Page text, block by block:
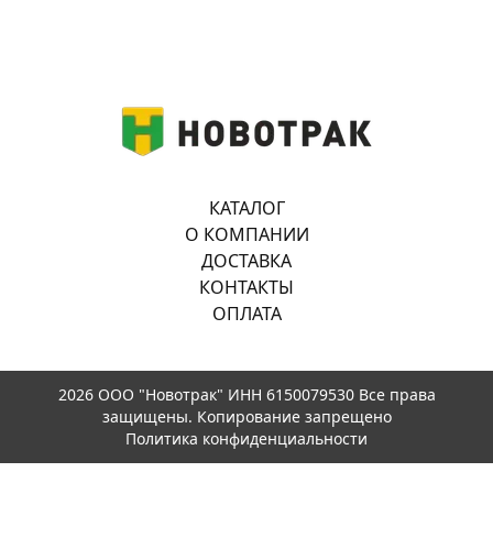
КАТАЛОГ
О КОМПАНИИ
ДОСТАВКА
КОНТАКТЫ
ОПЛАТА
2026 ООО "Новотрак" ИНН 6150079530 Все права
защищены. Копирование запрещено
Политика конфиденциальности